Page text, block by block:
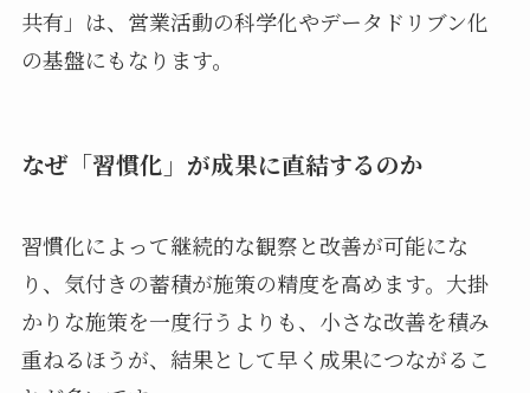
共有」は、営業活動の科学化やデータドリブン化
の基盤にもなります。
なぜ「習慣化」が成果に直結するのか
習慣化によって継続的な観察と改善が可能にな
り、気付きの蓄積が施策の精度を高めます。大掛
かりな施策を一度行うよりも、小さな改善を積み
重ねるほうが、結果として早く成果につながるこ